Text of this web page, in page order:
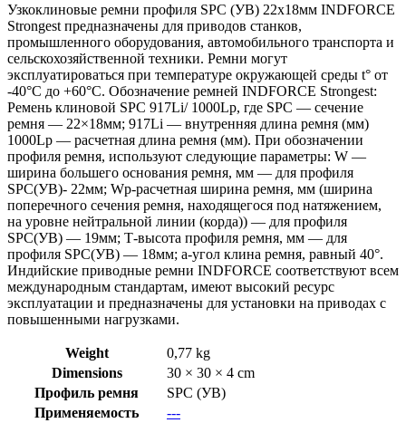
Узкоклиновые ремни профиля SPC (УB) 22х18мм INDFORCE
Strongest предназначены для приводов станков,
промышленного оборудования, автомобильного транспорта и
сельскохозяйственной техники. Ремни могут
эксплуатироваться при температуре окружающей среды t° от
-40°С до +60°С. Обозначение ремней INDFORCE Strongest:
Ремень клиновой SPC 917Li/ 1000Lp, где SPC — сечение
ремня — 22×18мм; 917Li — внутренняя длина ремня (мм)
1000Lp — расчетная длина ремня (мм). При обозначении
профиля ремня, используют следующие параметры: W —
ширина большего основания ремня, мм — для профиля
SPC(УB)- 22мм; Wp-расчетная ширина ремня, мм (ширина
поперечного сечения ремня, находящегося под натяжением,
на уровне нейтральной линии (корда)) — для профиля
SPC(УB) — 19мм; Т-высота профиля ремня, мм — для
профиля SPC(УB) — 18мм; a-угол клина ремня, равный 40°.
Индийские приводные ремни INDFORCE соответствуют всем
международным стандартам, имеют высокий ресурс
эксплуатации и предназначены для установки на приводах с
повышенными нагрузками.
Weight
0,77 kg
Dimensions
30 × 30 × 4 cm
Профиль ремня
SPC (УВ)
Применяемость
---